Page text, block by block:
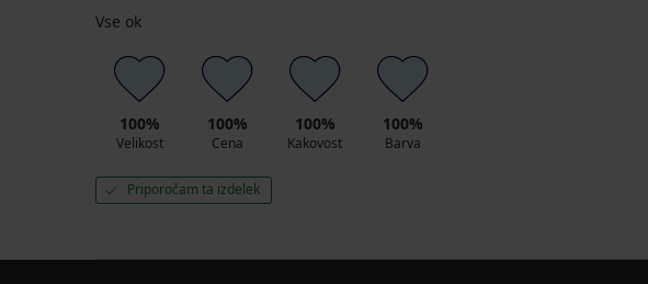
Vse ok
100%
Velikost
100%
Cena
100%
Kakovost
100%
Barva
Priporočam ta izdelek